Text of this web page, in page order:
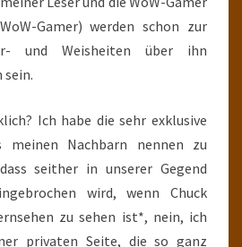
Gamer) werden schon zur
und Weisheiten über ihn
Ich habe die sehr exklusive
meinen Nachbarn nennen zu
seither in unserer Gegend
wird, wenn Chuck
zu sehen ist*, nein, ich
privaten Seite, die so ganz